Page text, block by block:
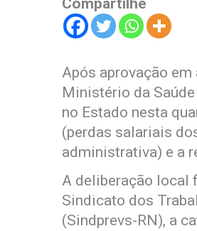
Compartilhe
Após aprovação
Ministério da
no Estado nesta
(perdas salariais
administrativa) e a
A deliberação local
Sindicato dos
(Sindprevs-RN), a